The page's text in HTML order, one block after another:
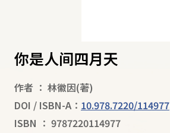
你是人间四月天
作者 ： 林徽因(著)
DOI / ISBN-A： 10.978.7220/114977
ISBN ： 9787220114977